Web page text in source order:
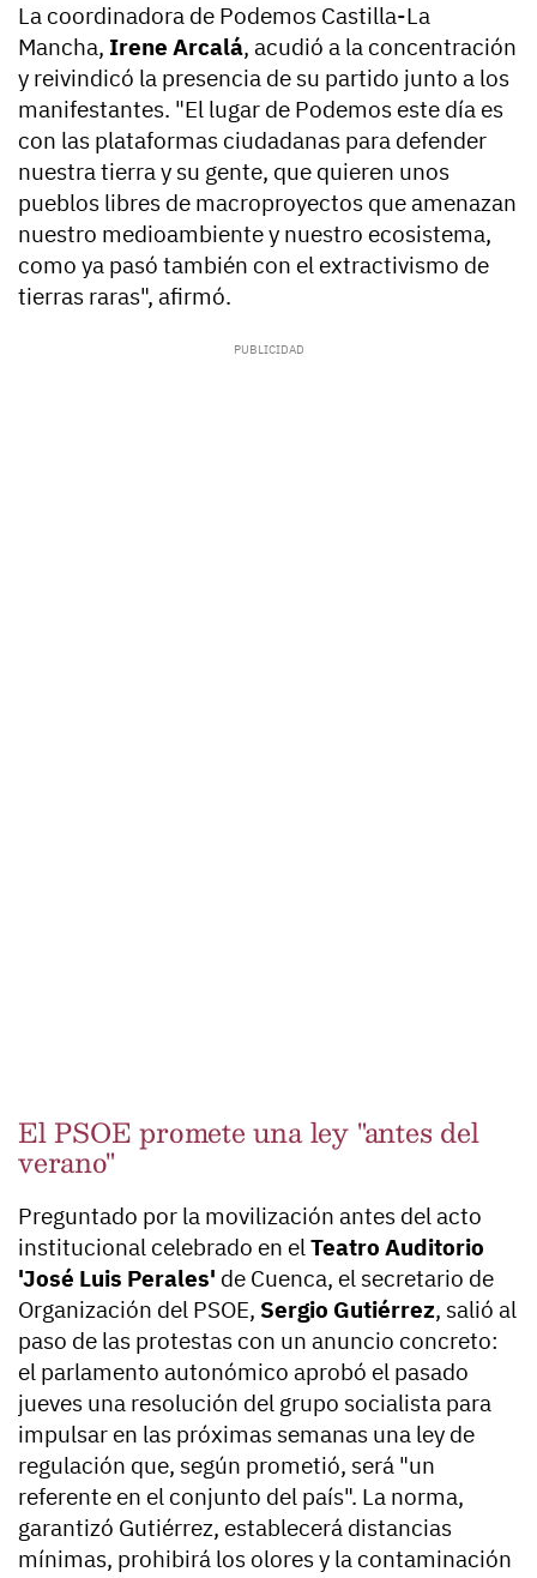
La coordinadora de Podemos Castilla-La
Mancha, Irene Arcalá, acudió a la concentración
y reivindicó la presencia de su partido junto a los
manifestantes. "El lugar de Podemos este día es
con las plataformas ciudadanas para defender
nuestra tierra y su gente, que quieren unos
pueblos libres de macroproyectos que amenazan
nuestro medioambiente y nuestro ecosistema,
como ya pasó también con el extractivismo de
tierras raras", afirmó.
El PSOE promete una ley "antes del
verano"
Preguntado por la movilización antes del acto
institucional celebrado en elTeatro Auditorio
'José Luis Perales' de Cuenca, el secretario de
Organización del PSOE, Sergio Gutiérrez, salió al
paso de las protestas con un anuncio concreto:
el parlamento autonómico aprobó el pasado
jueves una resolución del grupo socialista para
impulsar en las próximas semanas una ley de
regulación que, según prometió, será "un
referente en el conjunto del país". La norma,
garantizó Gutiérrez, establecerá distancias
mínimas, prohibirá los olores y la contaminación